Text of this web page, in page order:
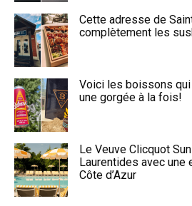
Cette adresse de
complètement les
Voici les boissons
une gorgée à la fois!
Le Veuve Clicquot
Laurentides avec une
Côte d’Azur